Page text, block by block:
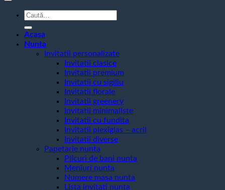
Caută
după:
Acasa
Nunta
Invitatii personalizate
Invitatii clasice
Invitatii premium
Invitatii cu sigiliu
Invitatii florale
Invitatii greenery
Invitatii minimaliste
Invitatii cu fundita
Invitatii plexiglas – acril
Invitatii diverse
Papetarie nunta
Plicuri de bani nunta
Meniuri nunta
Numere masa nunta
Lista invitati nunta